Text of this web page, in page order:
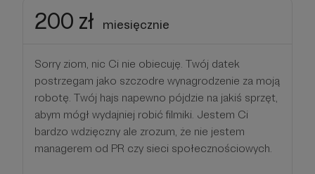
200 zł miesięcznie
Sorry ziom, nic Ci nie obiecuję. Twój datek
postrzegam jako szczodre wynagrodzenie za moją
robotę. Twój hajs napewno pójdzie na jakiś sprzęt,
abym mógł wydajniej robić filmiki. Jestem Ci
bardzo wdzięczny ale zrozum, że nie jestem
managerem od PR czy sieci społecznościowych.